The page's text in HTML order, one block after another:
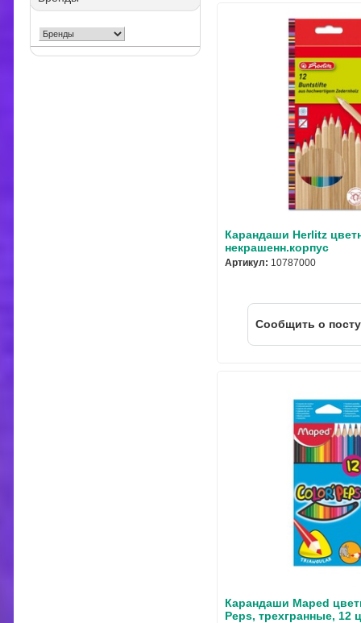
Карандаши Herlitz
некрашенн.корпус
Артикул: 10787000
Cообщить о
Карандаши Maped
Peps, трехгранные, 12